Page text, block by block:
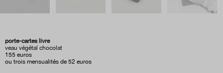
porte-cartes livre
veau végétal chocolat
155 euros
ou trois mensualités de 52 euros